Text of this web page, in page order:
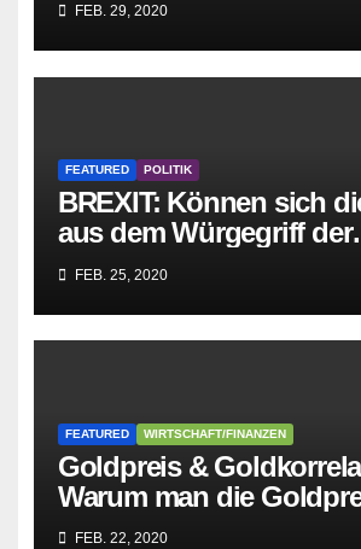
FEB. 29, 2020
FEATURED POLITIK
BREXIT: Können sich
aus dem Würgegriff der
parasitären EU-Mafia
FEB. 25, 2020
FEATURED WIRTSCHAFT/FINANZEN
Goldpreis &
Warum man die
besser Profis überlässt!
FEB. 22, 2020